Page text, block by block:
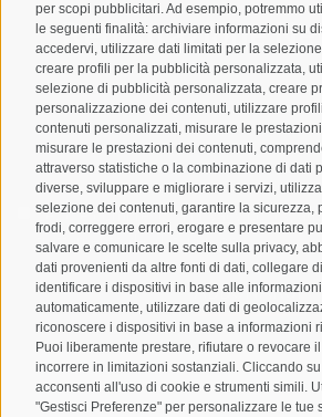
per scopi pubblicitari. Ad esempio, potremmo
le seguenti finalità: archiviare informazioni su
accedervi, utilizzare dati limitati per la
creare profili per la pubblicità personalizzata,
selezione di pubblicità personalizzata, creare
personalizzazione dei contenuti, utilizzare
contenuti personalizzati, misurare le
misurare le prestazioni dei contenuti,
attraverso statistiche o la combinazione di dati
diverse, sviluppare e migliorare i servizi,
selezione dei contenuti, garantire la sicurezza,
frodi, correggere errori, erogare e presentare
salvare e comunicare le scelte sulla privacy,
dati provenienti da altre fonti di dati, collegare
identificare i dispositivi in base alle
automaticamente, utilizzare dati di
riconoscere i dispositivi in base a informazioni
Puoi liberamente prestare, rifiutare o revocare
incorrere in limitazioni sostanziali. Cliccando
acconsenti all'uso di cookie e strumenti simili.
"Gestisci Preferenze" per personalizzare le tue
Registrazione
Letto e compreso laprivacy policy,
trattamento dei dati personali
ABBONARSI